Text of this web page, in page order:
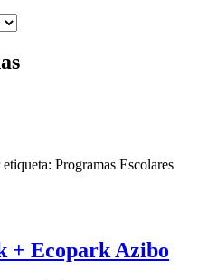
Programas Escolares
+ Ecopark Azibo